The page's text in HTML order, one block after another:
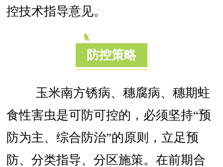
控技术指导意见。
防控策略
玉米南方锈病、穗腐病、穗期蛀
食性害虫是可防可控的，必须坚持“预
防为主、综合防治”的原则，立足预
防、分类指导、分区施策。在前期合